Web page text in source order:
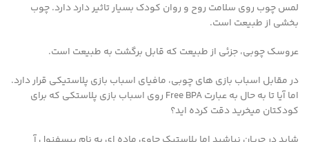
لمس چوب روی سلامت روح و روان کودک بسیار تاثیر دارد دارد. چوب
بخشی از طبیعت است.
عروسک چوبی، جزئی از طبیعت که قابل برگشت به طبیعت است.
در مقابل اسباب بازی های چوبی، مافیای اسباب بازی پلاستیکی قرار دارد.
اما آیا تا به حال به عبارت Free BPA روی اسباب بازی پلاستکی که برای
کودکتان میخرید دقت کرده اید؟